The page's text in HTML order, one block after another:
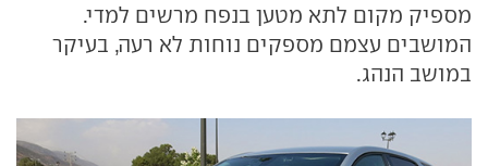
מספיק מקום לתא מטען בנפח מרשים למדי.
המושבים עצמם מספקים נוחות לא רעה, בעיקר
במושב הנהג.